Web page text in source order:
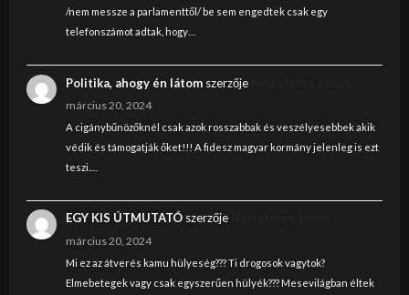
/nem messze a parlamenttől/ be sem engedtek csak egy
telefonszámot adtak, hogy…
Politika, ahogy én látomszerzője
március 20, 2024
A cigánybűnözőknél csak azok rosszabbak és veszélyesebbek akik
védik és támogatják őket!!! A fidesz magyar kormány jelenleg is ezt
teszi.…
EGY KIS ÚTMUTATÓszerzője
március 20, 2024
Mi ez az átverés kamu hülyeség??? Ti drogosok vagytok?
Elmebetegek vagy csak egyszerűen hülyék??? Mesevilágban éltek